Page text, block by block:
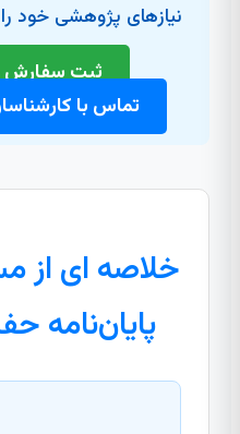
نیازهای پژوهشی خود را
ثبت سفارش
تماس با کارشناسان:
خلاصه ای از
پایان‌نامه